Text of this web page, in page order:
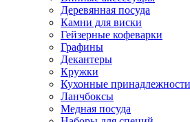
Деревянная посуда
Камни для виски
Гейзерные кофеварки
Графины
Декантеры
Кружки
Кухонные принадлежности
Ланчбоксы
Медная посуда